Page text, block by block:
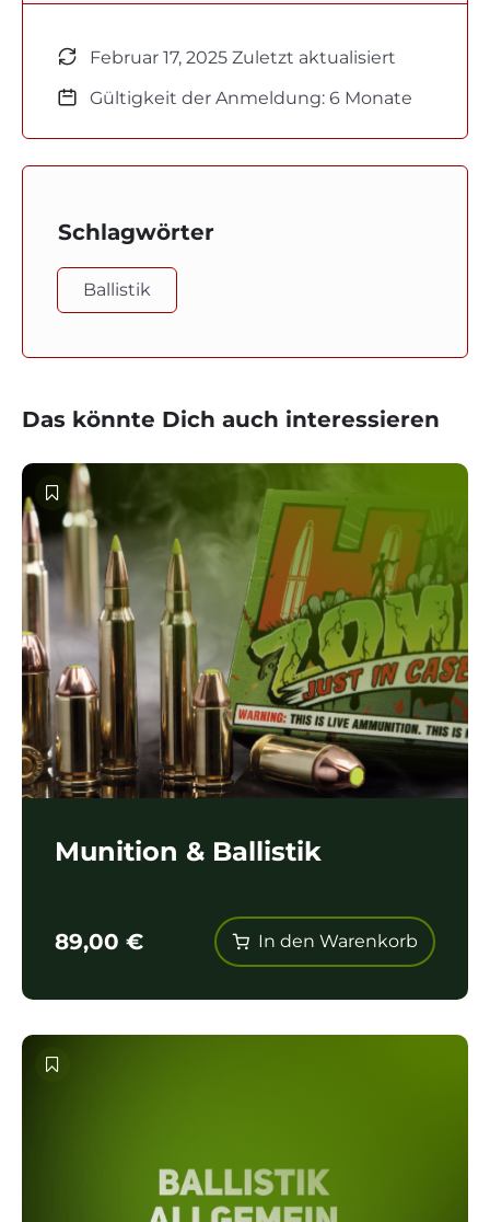
Februar 17, 2025 Zuletzt aktualisiert
Gültigkeit der Anmeldung: 6 Monate
Schlagwörter
Ballistik
Das könnte Dich auch interessieren
Munition & Ballistik
89,00 € In den Warenkorb